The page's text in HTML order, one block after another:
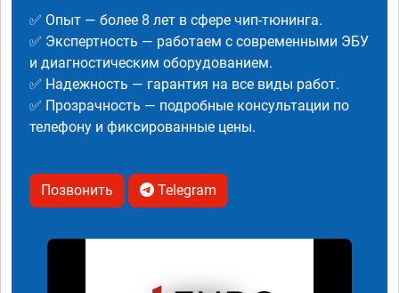
✅ Опыт — более 8 лет в сфере чип-тюнинга.
✅ Экспертность — работаем с современными ЭБУ
и диагностическим оборудованием.
✅ Надежность — гарантия на все виды работ.
✅ Прозрачность — подробные консультации по
телефону и фиксированные цены.
Позвонить Telegram